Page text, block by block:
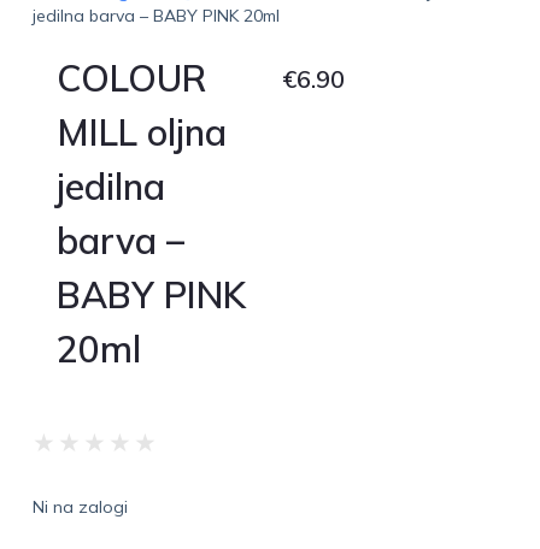
jedilna barva – BABY PINK 20ml
COLOUR
MILL oljna
jedilna
barva –
BABY PINK
20ml
€6.90
★ ★ ★ ★ ★
Ni na zalogi